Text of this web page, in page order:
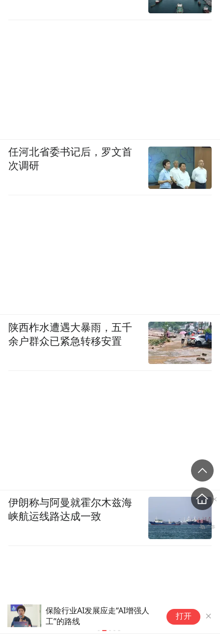
保险行业AI发展应走“AI增强人
工”的路线
打开
任河北省委书记后，罗文首
次调研
陕西柞水遭遇大暴雨，五千
余户群众已紧急转移安置
伊朗称与阿曼就霍尔木兹海
峡航运线路达成一致